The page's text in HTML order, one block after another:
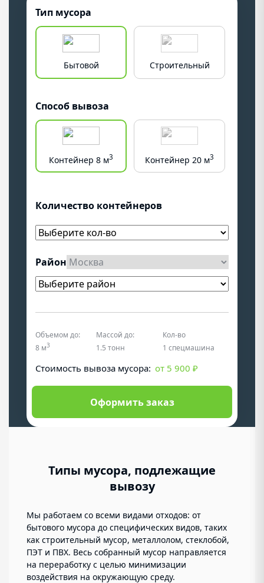
Тип мусора
Бытовой Строительный
Способ вывоза
Контейнер 8 м3 Контейнер 20 м3
Количество контейнеров
Район
Объемом до:
8 м3
Массой до:
1.5 тонн
Кол-во
1 спецмашина
Cтоимость вывоза мусора: от 5 900 ₽
Оформить заказ
Типы мусора, подлежащие
вывозу
Мы работаем со всеми видами отходов: от
бытового мусора до специфических видов, таких
как строительный мусор, металлолом, стеклобой,
ПЭТ и ПВХ. Весь собранный мусор направляется
на переработку с целью минимизации
воздействия на окружающую среду.